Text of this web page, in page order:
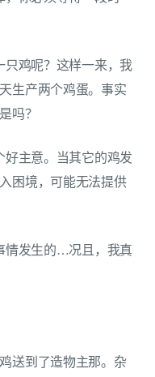
鸡呢？这样一来，我
生产两个鸡蛋。事实
吗？
主意。当其它的鸡发
困境，可能无法提供
发生的…况且，我真
送到了造物主那。杂